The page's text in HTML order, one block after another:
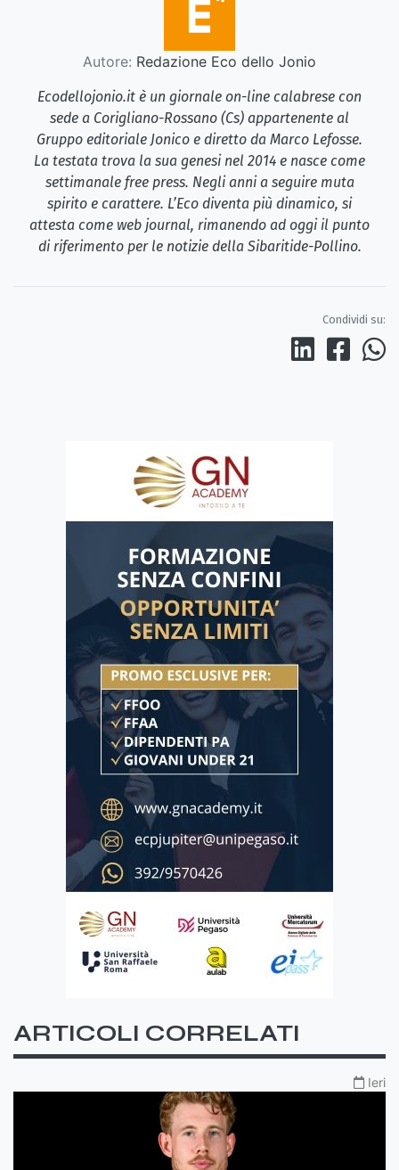
Autore: Redazione Eco dello Jonio
Ecodellojonio.it è un giornale on-line calabrese con
sede a Corigliano-Rossano (Cs) appartenente al
Gruppo editoriale Jonico e diretto da Marco Lefosse.
La testata trova la sua genesi nel 2014 e nasce come
settimanale free press. Negli anni a seguire muta
spirito e carattere. L’Eco diventa più dinamico, si
attesta come web journal, rimanendo ad oggi il punto
di riferimento per le notizie della Sibaritide-Pollino.
Condividi su:
ARTICOLI CORRELATI
Ieri